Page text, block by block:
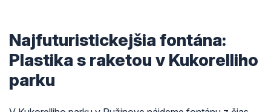
Najfuturistickejšia fontána:
Plastika s raketou v Kukorelliho
parku